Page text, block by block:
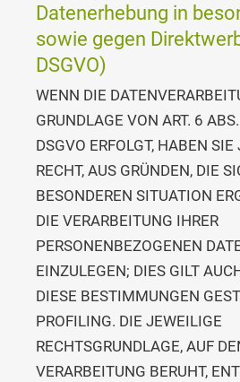
Datenerhebung in
sowie gegen
DSGVO)
WENN DIE
GRUNDLAGE VON ART. 6
DSGVO ERFOLGT, HABEN
RECHT, AUS GRÜNDEN, DIE
BESONDEREN SITUATION
DIE VERARBEITUNG IHRER
PERSONENBEZOGENEN
EINZULEGEN; DIES GILT
DIESE BESTIMMUNGEN
PROFILING. DIE JEWEILIGE
RECHTSGRUNDLAGE, AUF
VERARBEITUNG BERUHT,